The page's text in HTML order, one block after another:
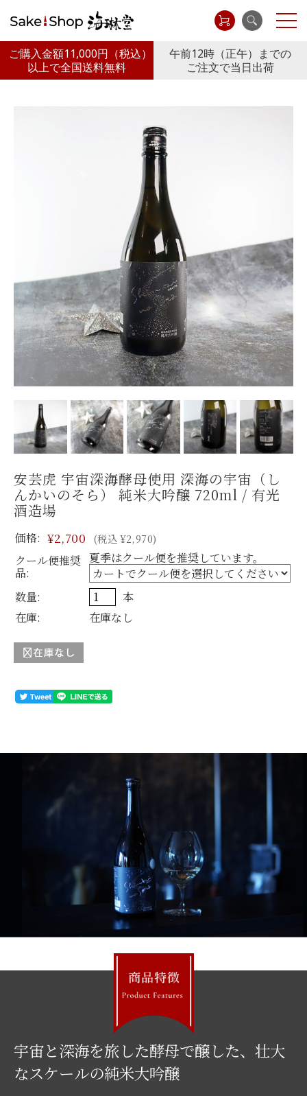
ご購入金額11,000円 （税込）
以上で全国送料無料
午前12時（正午）までの
ご注文で当日出荷
安芸虎 宇宙深海酵母使用 深海の宇宙（し
んかいのそら） 純米大吟醸 720ml / 有光
酒造場
価格: ¥2,700 (税込 ¥2,970)
クール便推奨
品:
夏季はクール便を推奨しています。
数量:
本
在庫:
在庫なし
宇宙と深海を旅した酵母で醸した、壮大
なスケールの純米大吟醸